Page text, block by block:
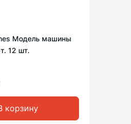
Модель машины
12 шт.
корзину